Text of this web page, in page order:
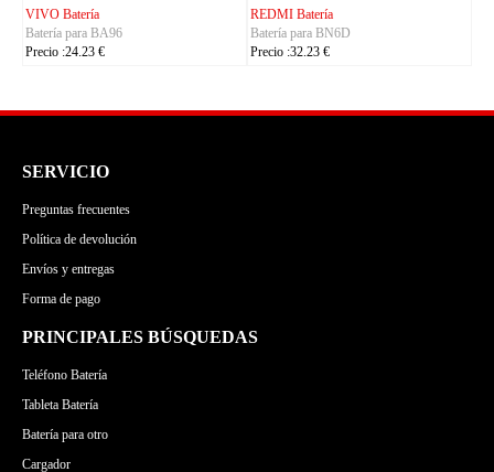
Batería para C35
Batería para S7105
SERVICIO
Preguntas frecuentes
Política de devolución
Envíos y entregas
Forma de pago
PRINCIPALES BÚSQUEDAS
Teléfono Batería
Tableta Batería
Batería para otro
Cargador